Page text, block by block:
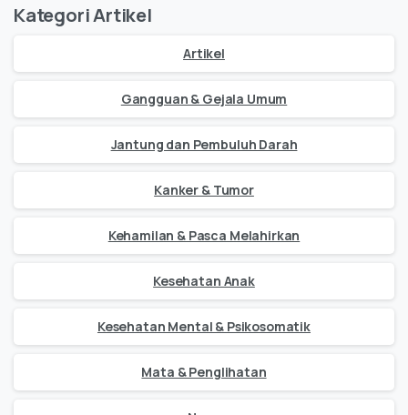
Kategori Artikel
Artikel
Gangguan & Gejala Umum
Jantung dan Pembuluh Darah
Kanker & Tumor
Kehamilan & Pasca Melahirkan
Kesehatan Anak
Kesehatan Mental & Psikosomatik
Mata & Penglihatan